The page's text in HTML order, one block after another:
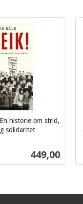
historie om strid,
solidaritet
Pris
449,00